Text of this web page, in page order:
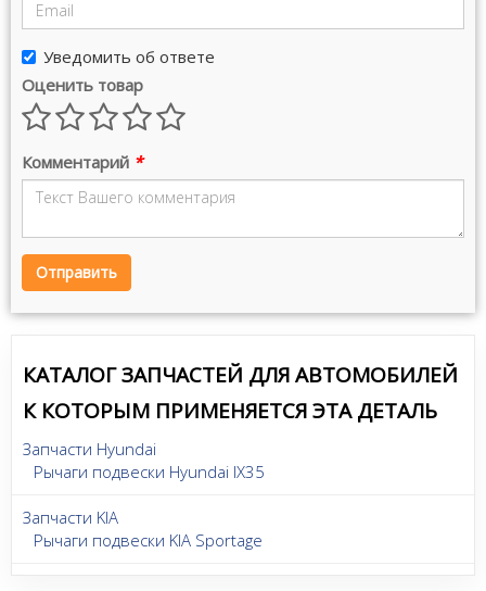
Уведомить об ответе
Оценить товар
Комментарий *
Отправить
КАТАЛОГ ЗАПЧАСТЕЙ ДЛЯ АВТОМОБИЛЕЙ
К КОТОРЫМ ПРИМЕНЯЕТСЯ ЭТА ДЕТАЛЬ
Запчасти Hyundai
Рычаги подвески Hyundai IX35
Запчасти KIA
Рычаги подвески KIA Sportage